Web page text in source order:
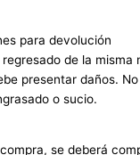
para devolución
de la misma
presentar daños.
o sucio.
se deberá